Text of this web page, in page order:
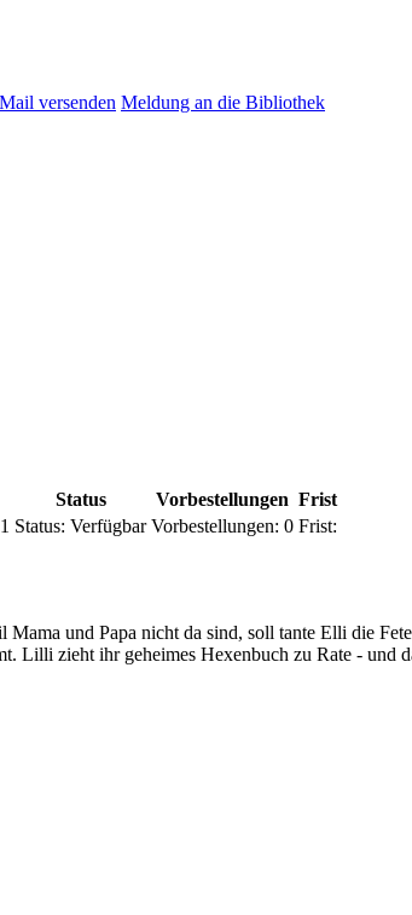
versenden Meldung an die Bibliothek
Status Vorbestellungen Frist
Status: Verfügbar Vorbestellungen: 0 Frist:
Mama und Papa nicht da sind, soll tante Elli die
Lilli zieht ihr geheimes Hexenbuch zu Rate -